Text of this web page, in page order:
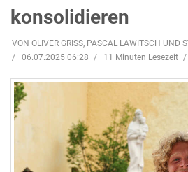
konsolidieren
VON OLIVER GRISS, PASCAL LAWITSCH UND
06.07.2025 06:28
11 Minuten Lesezeit